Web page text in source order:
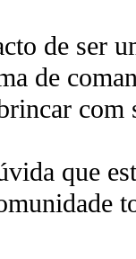
de ser
de
com
que